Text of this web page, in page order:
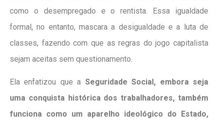
como o desempregado e o rentista. Essa igualdade
formal, no entanto, mascara a desigualdade e a luta de
classes, fazendo com que as regras do jogo capitalista
sejam aceitas sem questionamento.
Ela enfatizou que a Seguridade Social, embora seja
uma conquista histórica dos trabalhadores, também
funciona como um aparelho ideológico do Estado,